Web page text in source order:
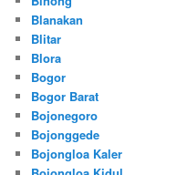
Blanakan
Blitar
Blora
Bogor
Bogor Barat
Bojonegoro
Bojonggede
Bojongloa Kaler